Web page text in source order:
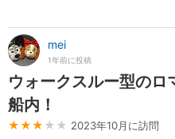
mei
1年前に投稿
ウォークスルー型のロ
船内！
★★★ ★★ 2023年10月に訪問